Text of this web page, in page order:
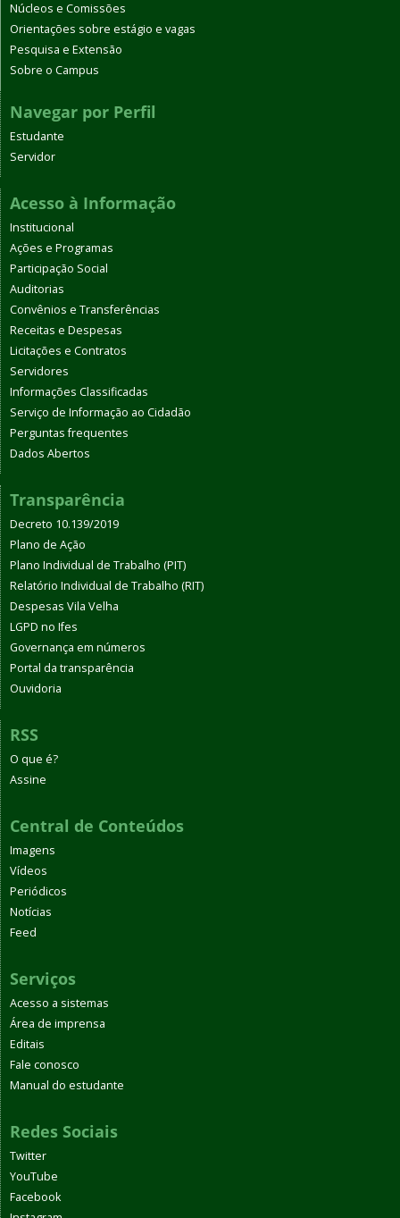
Núcleos e Comissões
Orientações sobre estágio e vagas
Pesquisa e Extensão
Sobre o Campus
Navegar por Perfil
Estudante
Servidor
Acesso à Informação
Institucional
Ações e Programas
Participação Social
Auditorias
Convênios e Transferências
Receitas e Despesas
Licitações e Contratos
Servidores
Informações Classificadas
Serviço de Informação ao Cidadão
Perguntas frequentes
Dados Abertos
Transparência
Decreto 10.139/2019
Plano de Ação
Plano Individual de Trabalho (PIT)
Relatório Individual de Trabalho (RIT)
Despesas Vila Velha
LGPD no Ifes
Governança em números
Portal da transparência
Ouvidoria
RSS
O que é?
Assine
Central de Conteúdos
Imagens
Vídeos
Periódicos
Notícias
Feed
Serviços
Acesso a sistemas
Área de imprensa
Editais
Fale conosco
Manual do estudante
Redes Sociais
Twitter
YouTube
Facebook